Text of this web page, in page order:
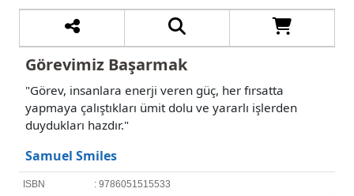
Görevimiz Başarmak
"Görev, insanlara enerji veren güç, her fırsatta
yapmaya çalıştıkları ümit dolu ve yararlı işlerden
duydukları hazdır."
Samuel Smiles
ISBN : 9786051515533